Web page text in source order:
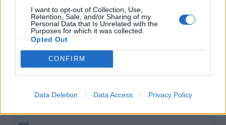
I want to opt-out of Collection, Use,
Retention, Sale, and/or Sharing of my
Personal Data that Is Unrelated with the
Purposes for which it was collected.
Opted Out
CONFIRM
Data Deletion Data Access Privacy Policy
LAZ 2-0 PAR
INT 1-0
4-0 GEN